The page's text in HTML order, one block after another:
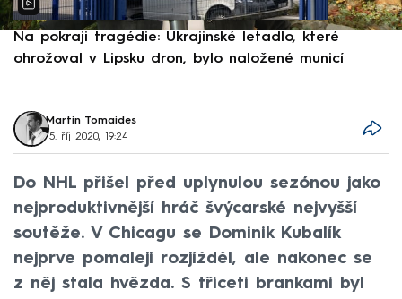
Na pokraji tragédie: Ukrajinské letadlo, které
ohrožoval v Lipsku dron, bylo naložené municí
Martin Tomaides
15. říj 2020, 19:24
Do NHL přišel před uplynulou sezónou jako
nejproduktivnější hráč švýcarské nejvyšší
soutěže. V Chicagu se Dominik Kubalík
nejprve pomaleji rozjížděl, ale nakonec se
z něj stala hvězda. S třiceti brankami byl